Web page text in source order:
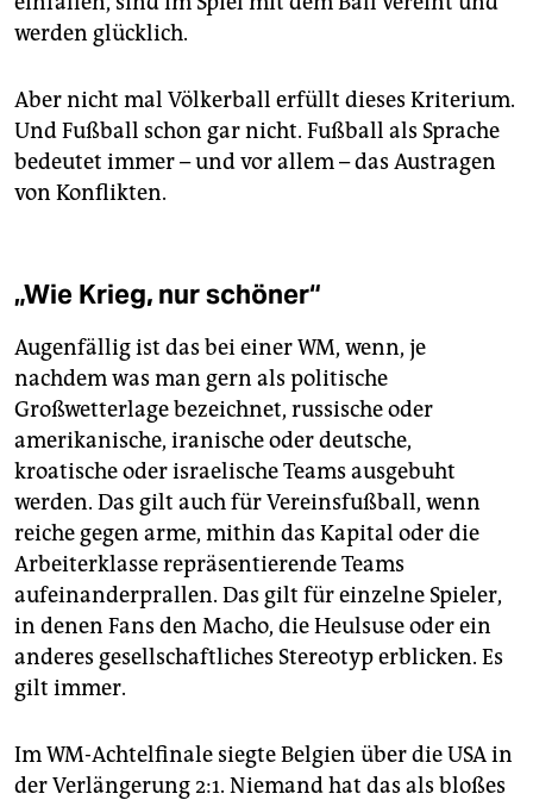
werden glücklich.
Aber nicht mal Völkerball erfüllt dieses Kriterium.
Und Fußball schon gar nicht. Fußball als Sprache
bedeutet immer – und vor allem – das Austragen
von Konflikten.
„Wie Krieg, nur schöner“
Augenfällig ist das bei einer WM, wenn, je
nachdem was man gern als politische
Großwetterlage bezeichnet, russische oder
amerikanische, iranische oder deutsche,
kroatische oder israelische Teams ausgebuht
werden. Das gilt auch für Vereinsfußball, wenn
reiche gegen arme, mithin das Kapital oder die
Arbeiterklasse repräsentierende Teams
aufeinanderprallen. Das gilt für einzelne Spieler,
in denen Fans den Macho, die Heulsuse oder ein
anderes gesellschaftliches Stereotyp erblicken. Es
gilt immer.
Im WM-Achtelfinale siegte Belgien über die USA in
der Verlängerung 2:1. Niemand hat das als bloßes